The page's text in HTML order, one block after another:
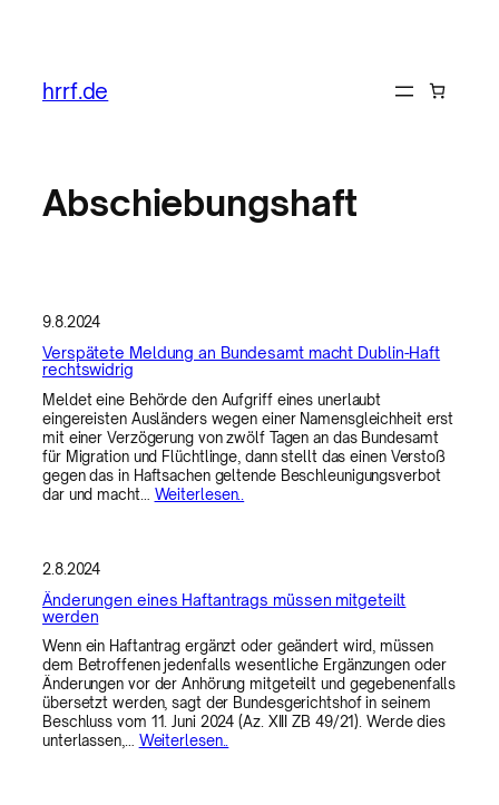
springen
hrrf.de
Abschiebungshaft
9.8.2024
Verspätete Meldung an Bundesamt macht Dublin-Haft
rechtswidrig
Meldet eine Behörde den Aufgriff eines unerlaubt
eingereisten Ausländers wegen einer Namensgleichheit erst
mit einer Verzögerung von zwölf Tagen an das Bundesamt
für Migration und Flüchtlinge, dann stellt das einen Verstoß
gegen das in Haftsachen geltende Beschleunigungsverbot
dar und macht… Weiterlesen..
2.8.2024
Änderungen eines Haftantrags müssen mitgeteilt
werden
Wenn ein Haftantrag ergänzt oder geändert wird, müssen
dem Betroffenen jedenfalls wesentliche Ergänzungen oder
Änderungen vor der Anhörung mitgeteilt und gegebenenfalls
übersetzt werden, sagt der Bundesgerichtshof in seinem
Beschluss vom 11. Juni 2024 (Az. XIII ZB 49/21). Werde dies
unterlassen,… Weiterlesen..